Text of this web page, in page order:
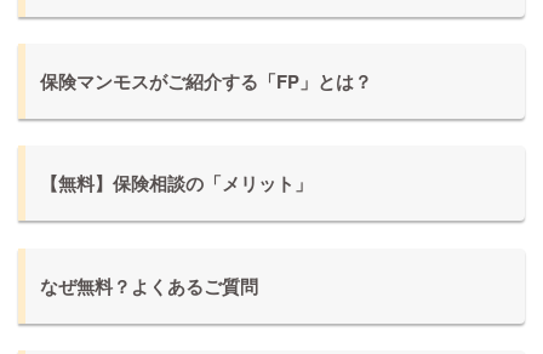
保険マンモスがご紹介する「FP」とは？
【無料】保険相談の「メリット」
なぜ無料？よくあるご質問